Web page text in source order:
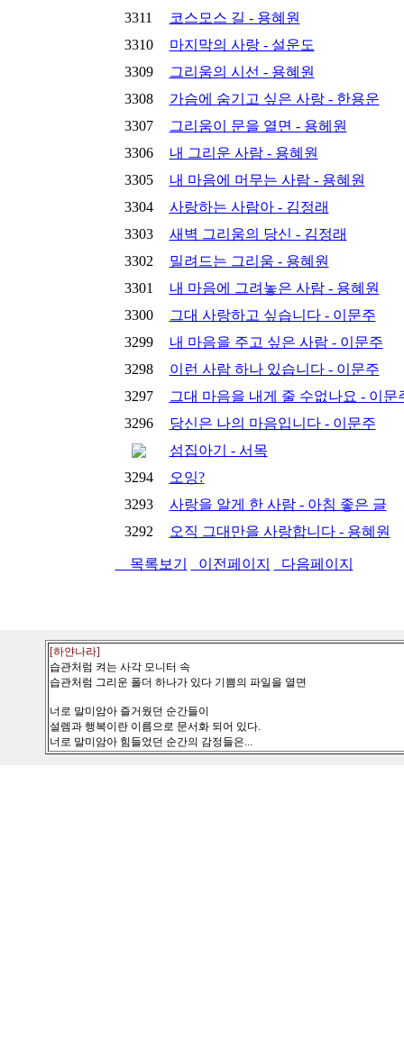
3311
코스모스 길 - 용혜원
3310
마지막의 사랑 - 설운도
3309
그리움의 시선 - 용혜원
3308
가슴에 숨기고 싶은 사랑 - 한용운
3307
그리움이 문을 열면 - 용헤원
3306
내 그리운 사람 - 용혜원
3305
내 마음에 머무는 사람 - 용혜원
3304
사랑하는 사람아 - 김정래
3303
새벽 그리움의 당신 - 김정래
3302
밀려드는 그리움 - 용혜원
3301
내 마음에 그려놓은 사람 - 용혜원
3300
그대 사랑하고 싶습니다 - 이문주
3299
내 마음을 주고 싶은 사람 - 이문주
3298
이런 사람 하나 있습니다 - 이문주
3297
그대 마음을 내게 줄 수없나요 - 이문
3296
당신은 나의 마음입니다 - 이문주
섬집아기 - 서목
3294
오잉?
3293
사랑을 알게 한 사람 - 아침 좋은 글
3292
오직 그대만을 사랑합니다 - 용혜원
목록보기 이전페이지 다음페이지
[하얀나라]
습관처럼 켜는 사각 모니터 속
습관처럼 그리운 폴더 하나가 있다 기쁨의 파일을 열면
너로 말미암아 즐거웠던 순간들이
설렘과 행복이란 이름으로 문서화 되어 있다.
너로 말미암아 힘들었던 순간의 감정들은...